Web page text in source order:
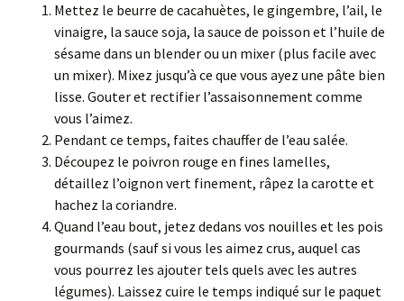
Mettez le beurre de cacahuètes, le gingembre, l’ail, le
vinaigre, la sauce soja, la sauce de poisson et l’huile de
sésame dans un blender ou un mixer (plus facile avec
un mixer). Mixez jusqu’à ce que vous ayez une pâte bien
lisse. Gouter et rectifier l’assaisonnement comme
vous l’aimez.
Pendant ce temps, faites chauffer de l’eau salée.
Découpez le poivron rouge en fines lamelles,
détaillez l’oignon vert finement, râpez la carotte et
hachez la coriandre.
Quand l’eau bout, jetez dedans vos nouilles et les pois
gourmands (sauf si vous les aimez crus, auquel cas
vous pourrez les ajouter tels quels avec les autres
légumes). Laissez cuire le temps indiqué sur le paquet